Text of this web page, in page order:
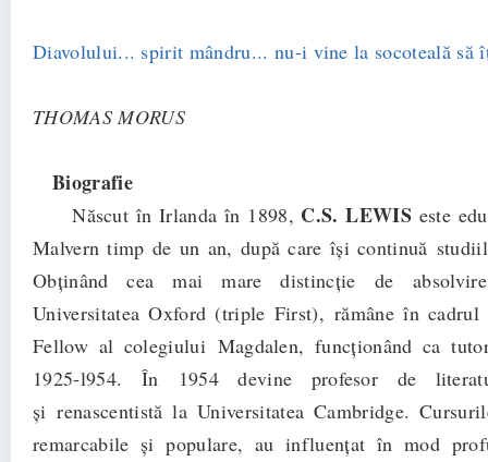
Diavolului... spirit mândru... nu-i vine la socoteală să
THOMAS MORUS
Biografie
Născut în Irlanda în 1898, C.S. LEWIS este
Malvern timp de un an, după care îşi continuă
Obţinând cea mai mare distincţie de
Universitatea Oxford (triple First), rămâne în cadrul
Fellow al colegiului Magdalen, funcţionând ca
1925-l954. În 1954 devine profesor de
şi renascentistă la Universitatea Cambridge.
remarcabile şi populare, au influenţat în mod